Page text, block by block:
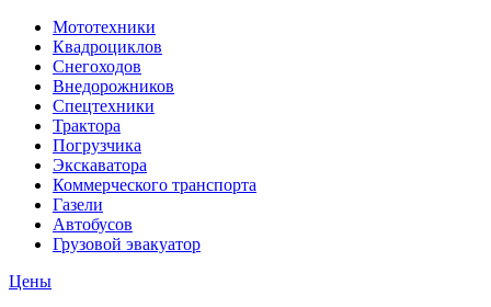
Мототехники
Квадроциклов
Снегоходов
Внедорожников
Спецтехники
Трактора
Погрузчика
Экскаватора
Коммерческого транспорта
Газели
Автобусов
Грузовой эвакуатор
Цены